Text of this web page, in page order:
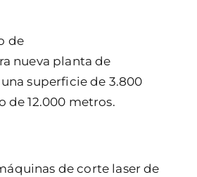
de
nueva planta de
superficie de 3.800
de 12.000 metros.
de corte laser de